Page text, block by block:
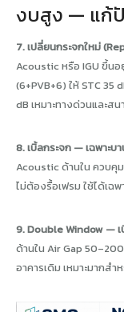
งบสูง — แก้
7. เปลี่ยนกระจกใหม่
Acoustic หรือ IGU ขึ้นอ
(6+PVB+6) ให้ STC 35
dB เหมาะทางด่วนและส
8. เบิ้ลกระจก — เฉพาะบ
Acoustic ด้านใน ควบคุ
ไม่ต้องรื้อเฟรม ใช้ได้เฉ
9. Double Window —
ด้านใน Air Gap
อาคารเดิม เหมาะมากส